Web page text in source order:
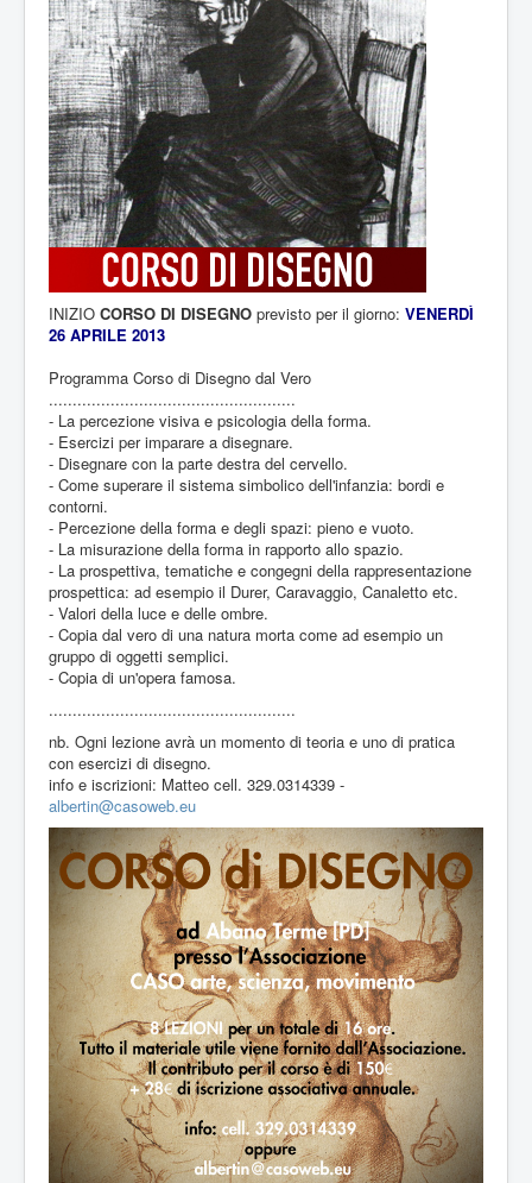
INIZIO CORSO DI DISEGNO previsto per il giorno: VENERDÌ
26 APRILE 2013
Programma Corso di Disegno dal Vero
....................................................
- La percezione visiva e psicologia della forma.
- Esercizi per imparare a disegnare.
- Disegnare con la parte destra del cervello.
- Come superare il sistema simbolico dell'infanzia: bordi e
contorni.
- Percezione della forma e degli spazi: pieno e vuoto.
- La misurazione della forma in rapporto allo spazio.
- La prospettiva, tematiche e congegni della rappresentazione
prospettica: ad esempio il Durer, Caravaggio, Canaletto etc.
- Valori della luce e delle ombre.
- Copia dal vero di una natura morta come ad esempio un
gruppo di oggetti semplici.
- Copia di un'opera famosa.
....................................................
nb. Ogni lezione avrà un momento di teoria e uno di pratica
con esercizi di disegno.
info e iscrizioni: Matteo cell. 329.0314339 -
albertin@casoweb.eu